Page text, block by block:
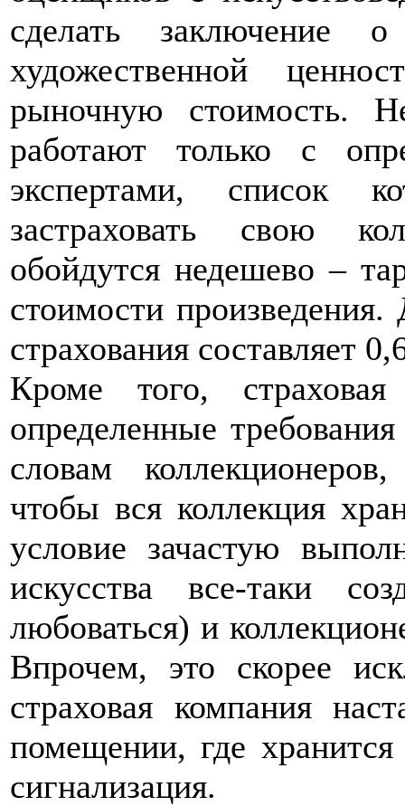
сделать
художественной
рыночную стоимость.
работают только с
экспертами, список
застраховать свою
обойдутся недешево –
стоимости
страхования составляет
Кроме того,
определенные
словам
чтобы вся коллекция
условие зачастую
искусства все-таки
любоваться) и
Впрочем, это скорее
страховая компания
помещении, где
сигнализация.